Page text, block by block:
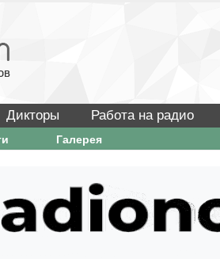
Дикторы Работа на радио
Галерея